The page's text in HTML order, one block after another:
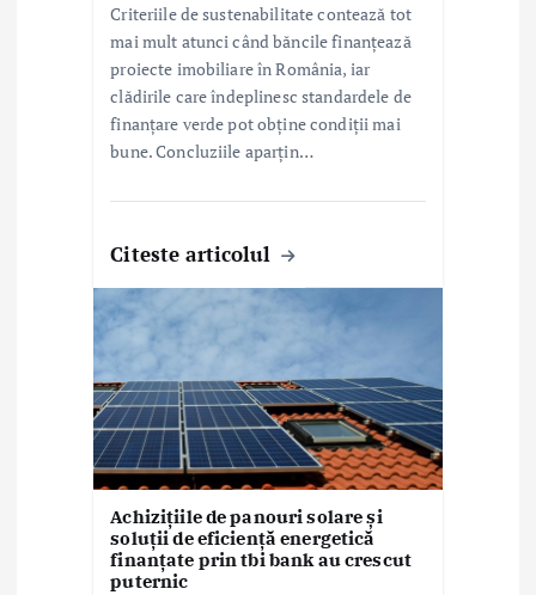
Criteriile de sustenabilitate contează tot
mai mult atunci când băncile finanțează
proiecte imobiliare în România, iar
clădirile care îndeplinesc standardele de
finanțare verde pot obține condiții mai
bune. Concluziile aparțin…
Citeste articolul
Achizițiile de panouri solare și
soluții de eficiență energetică
finanțate prin tbi bank au crescut
puternic